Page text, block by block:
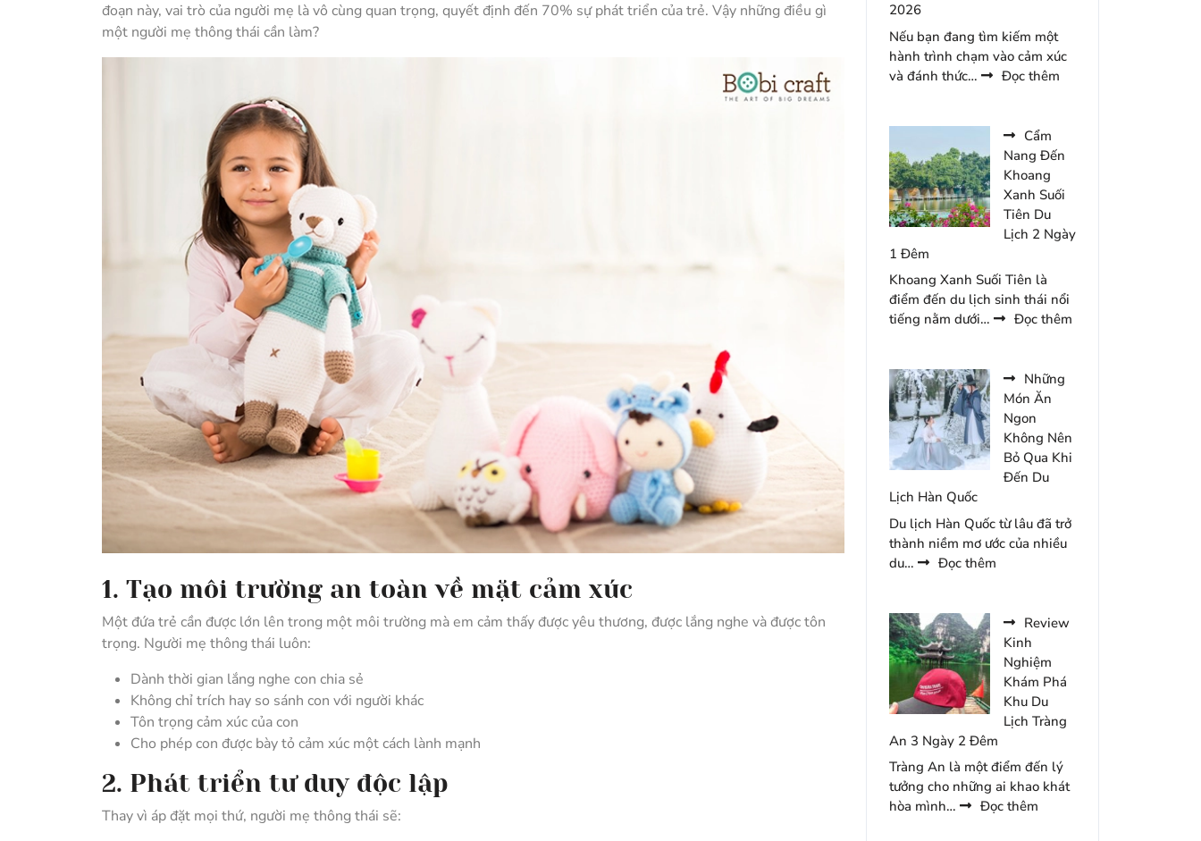
đoạn này, vai trò của người mẹ là vô cùng quan trọng, quyết định đến 70% sự phát triển của trẻ. Vậy những điều gì
một người mẹ thông thái cần làm?
1. Tạo môi trường an toàn về mặt cảm xúc
Một đứa trẻ cần được lớn lên trong một môi trường mà em cảm thấy được yêu thương, được lắng nghe và được tôn
trọng. Người mẹ thông thái luôn:
Dành thời gian lắng nghe con chia sẻ
Không chỉ trích hay so sánh con với người khác
Tôn trọng cảm xúc của con
Cho phép con được bày tỏ cảm xúc một cách lành mạnh
2. Phát triển tư duy độc lập
Thay vì áp đặt mọi thứ, người mẹ thông thái sẽ:
An
Ngày
2026
Nếu bạn đang tìm kiếm một
hành trình chạm vào cảm xúc
và đánh thức…
Đọc thêm
Vé
Quan
Du
Chúc
Cẩm
Nang Đến
Khoang
Xanh Suối
Tiên Du
Lịch 2 Ngày
1 Đêm
Khoang Xanh Suối Tiên là
điểm đến du lịch sinh thái nổi
tiếng nằm dưới…
Đọc thêm
Những
Món Ăn
Ngon
Không Nên
Bỏ Qua Khi
Đến Du
Lịch Hàn Quốc
Du lịch Hàn Quốc từ lâu đã trở
thành niềm mơ ước của nhiều
du…
Đọc thêm
Ăn
Ngon
Không
Nên
Bỏ
Qua
Khi
Đến
Du
Lịch
Review
Kinh
Nghiệm
Khám Phá
Khu Du
Lịch Tràng
An 3 Ngày 2 Đêm
Tràng An là một điểm đến lý
tưởng cho những ai khao khát
hòa mình…
Đọc thêm